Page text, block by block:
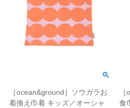
［ocean&ground］ソウガラお
着換え巾着 キッズ／オーシャ
食